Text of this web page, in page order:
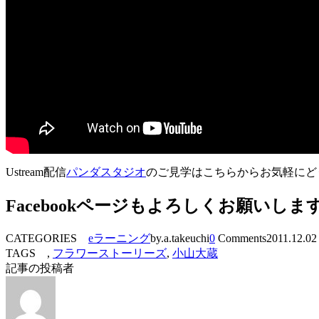
Ustream配信パンダスタジオのご見学はこちらからお気軽に
Facebookページもよろしくお願いしま
CATEGORIES eラーニングby.a.takeuchi0 Comments2011.12.02
TAGS , フラワーストーリーズ, 小山大蔵
記事の投稿者